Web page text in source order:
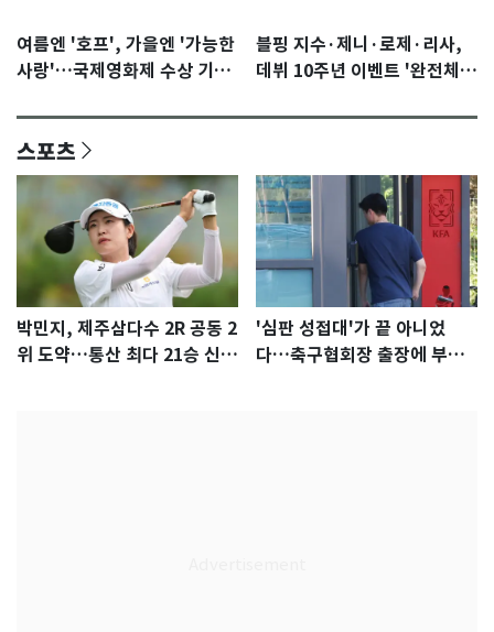
여름엔 '호프', 가을엔 '가능한
사랑'…국제영화제 수상 기대
블핑 지수·제니·로제·리사,
데뷔 10주년 이벤트 '완전체'
스포츠
박민지, 제주삼다수 2R 공동 2
위 도약…통산 최다 21승 신기
'심판 성접대'가 끝 아니었
다…축구협회장 출장에 부인